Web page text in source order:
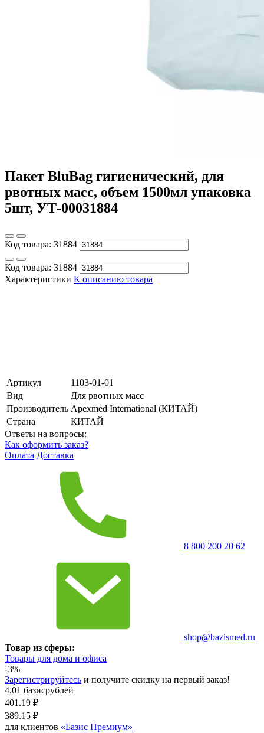
Пакет BluBag гигиенический, для
рвотных масс, объем 1500мл упаковка
5шт, УТ-00031884
Код товара: 31884
Код товара: 31884
Характеристики К описанию товара
Артикул
1103-01-01
Вид
Для рвотных масс
Производитель Apexmed International (КИТАЙ)
Страна
КИТАЙ
Ответы на вопросы:
Как оформить заказ?
Оплата Доставка
8 800 200 20 62
shop@bazismed.ru
Товар из сферы:
Товары для дома и офиса
-3%
Зарегистрируйтесь и получите скидку на первый заказ!
4.01 базисрублей
401.19 ₽
389.15 ₽
для клиентов «Базис Премиум»